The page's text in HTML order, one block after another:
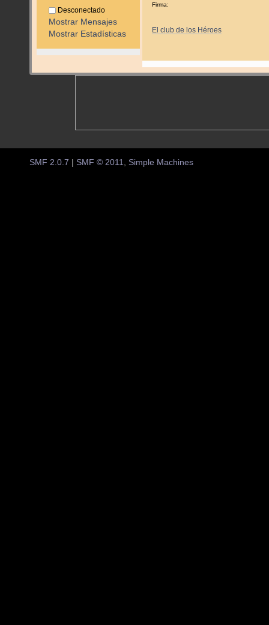
Desconectado
Mostrar Mensajes
Mostrar Estadísticas
Firma:
El club de los Héroes
SMF 2.0.7 SMF © 2011, Simple Machines